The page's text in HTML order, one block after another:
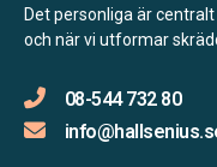
Det personliga är
och när vi utformar
08-544 732 80